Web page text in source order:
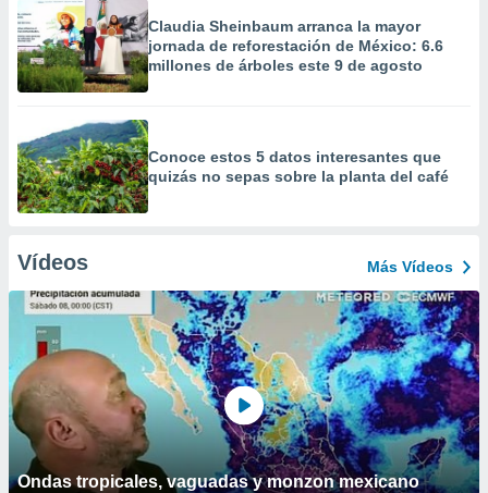
Claudia Sheinbaum arranca la mayor
jornada de reforestación de México: 6.6
millones de árboles este 9 de agosto
Conoce estos 5 datos interesantes que
quizás no sepas sobre la planta del café
Vídeos Más Vídeos
Ondas tropicales, vaguadas y monzon mexicano